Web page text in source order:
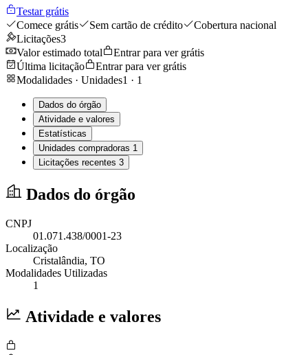
Testar grátis
Comece grátis
Sem cartão de crédito
Cobertura nacional
Licitações3
Valor estimado total
Entrar para ver grátis
Última licitação
Entrar para ver grátis
Modalidades · Unidades1 · 1
Dados do órgão
Atividade e valores
Estatísticas
Unidades compradoras 1
Licitações recentes 3
Dados do órgão
CNPJ
01.071.438/0001-23
Localização
Cristalândia, TO
Modalidades Utilizadas
1
Atividade e valores